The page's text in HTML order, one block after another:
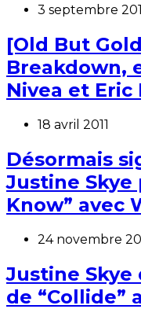
3 septembre
[Old But
Breakdown,
Nivea et
18 avril 2011
Désormais
Justine Skye
Know” avec
24 novembre
Justine
de “Collide”